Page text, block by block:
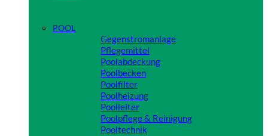
POOL
Gegenstromanlage
Pflegemittel
Poolabdeckung
Poolbecken
Poolfilter
Poolheizung
Poolleiter
Poolpflege & Reinigung
Pooltechnik